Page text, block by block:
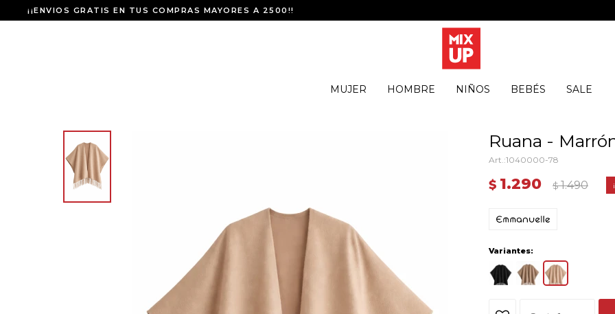
MUJER HOMBRE NIÑOS BEBÉS SALE
¡¡ENVIOS GRATIS EN TUS COMPRAS MAYORES A 2500!!
Ruana -
1040000-78
$ 1.290 $ 1.490
Variantes: